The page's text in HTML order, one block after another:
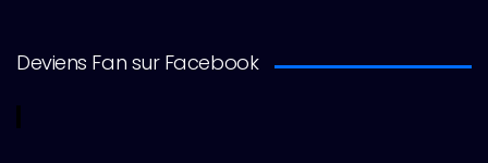
Deviens Fan sur Facebook